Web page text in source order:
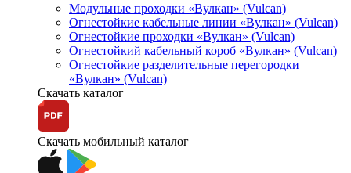
Модульные проходки «Вулкан» (Vulcan)
Огнестойкие кабельные линии «Вулкан» (Vulcan)
Огнестойкие проходки «Вулкан» (Vulcan)
Огнестойкий кабельный короб «Вулкан» (Vulcan)
Огнестойкие разделительные перегородки
«Вулкан» (Vulcan)
Скачать каталог
Скачать мобильный каталог